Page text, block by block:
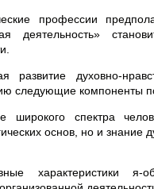
профессии
деятельность»
развитие духовно-
следующие компоненты
широкого спектра
основ, но и знание
характеристики